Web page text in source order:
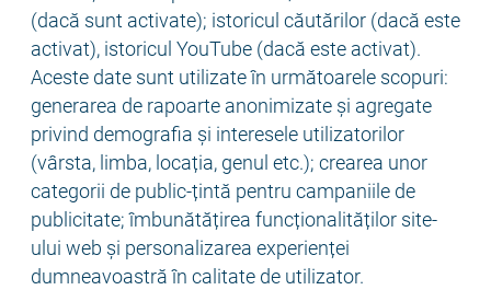
(dacă sunt activate); istoricul căutărilor (dacă este
activat), istoricul YouTube (dacă este activat).
Aceste date sunt utilizate în următoarele scopuri:
generarea de rapoarte anonimizate și agregate
privind demografia și interesele utilizatorilor
(vârsta, limba, locația, genul etc.); crearea unor
categorii de public-țintă pentru campaniile de
publicitate; îmbunătățirea funcționalităților site-
ului web și personalizarea experienței
dumneavoastră în calitate de utilizator.